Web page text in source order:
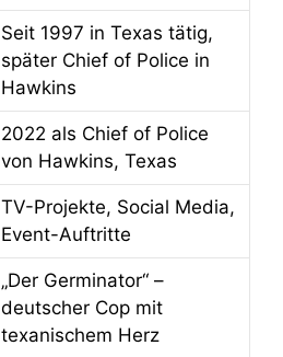
Seit 1997 in Texas tätig,
später Chief of Police in
Hawkins
2022 als Chief of Police
von Hawkins, Texas
TV-Projekte, Social Media,
Event-Auftritte
„Der Germinator“ –
deutscher Cop mit
texanischem Herz